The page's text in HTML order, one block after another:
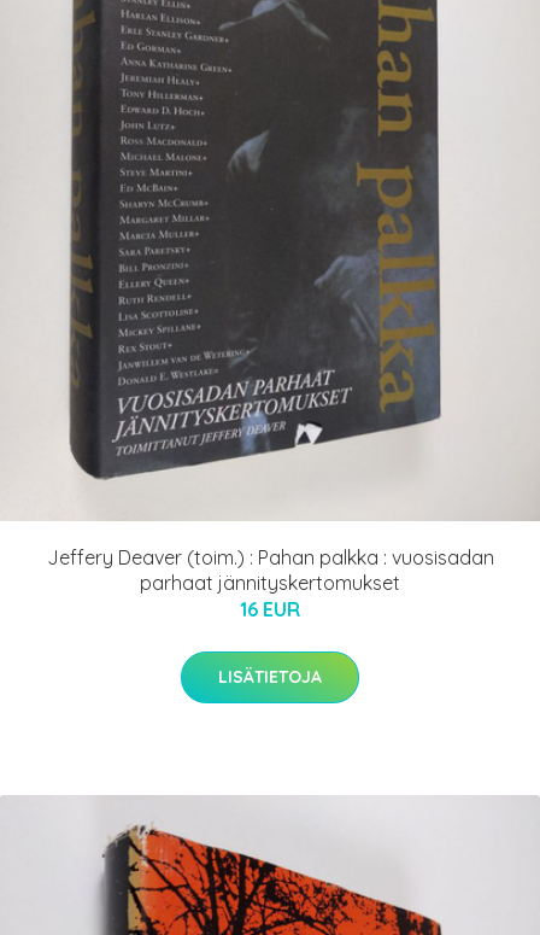
Jeffery Deaver (toim.) : Pahan palkka : vuosisadan
parhaat jännityskertomukset
16 EUR
LISÄTIETOJA